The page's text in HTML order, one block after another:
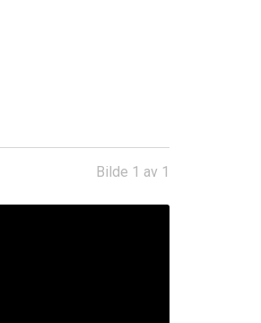
Bilde 1 av 1